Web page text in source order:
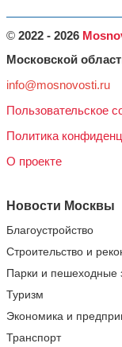
© 2022 - 2026
Московской
info@mosnovosti.ru
Пользовательское
Политика
О проекте
Новости Москвы
Благоустройство
Строительство и
Парки и пешеходные
Туризм
Экономика и
Транспорт